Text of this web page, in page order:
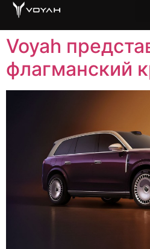
Voyah
флагманский